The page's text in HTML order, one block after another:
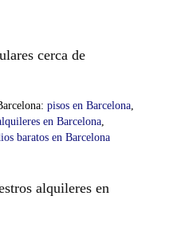
cerca de
pisos en Barcelona,
en Barcelona,
baratos en Barcelona
alquileres en